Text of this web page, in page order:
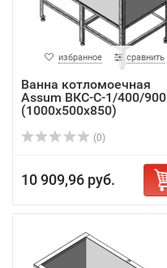
избранное сравнить
Ванна котломоечная
Assum ВКС-С-1/400/900
(1000х500х850)
(0)
10 909,96 руб.